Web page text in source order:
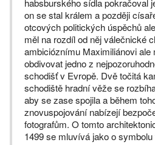
habsburského sídla pokračoval
on se stal králem a později
otcových politických úspěchů
měl na rozdíl od něj válečnické
ambicióznímu Maximiliánovi ale
obdivovat jedno z
schodišť v Evropě. Dvě točitá
schodiště hradní věže se
aby se zase spojila a během
znovuspojování nabízejí
fotografům. O tomto
1499 se mluvívá jako o